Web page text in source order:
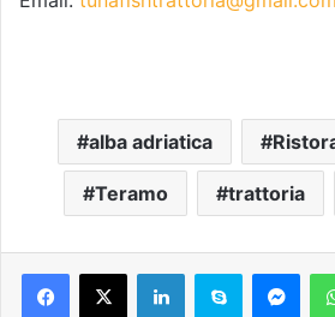
alba adriatica
Teramo trattoria